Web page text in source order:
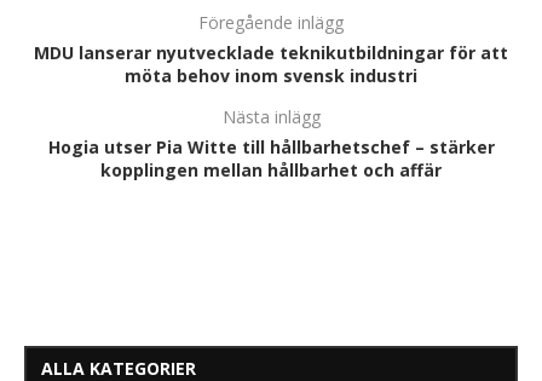
Föregående inlägg
MDU lanserar nyutvecklade teknikutbildningar för att
möta behov inom svensk industri
Nästa inlägg
Hogia utser Pia Witte till hållbarhetschef – stärker
kopplingen mellan hållbarhet och affär
ALLA KATEGORIER